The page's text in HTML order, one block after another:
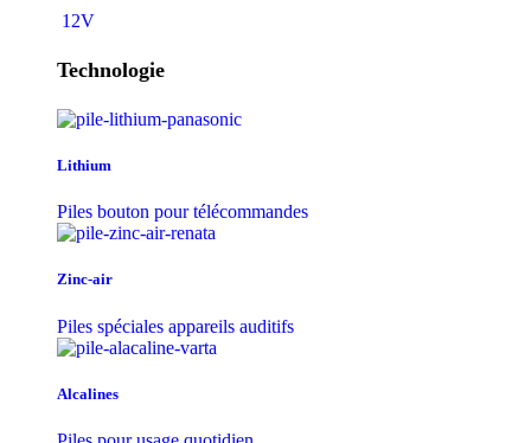
12V
Technologie
Lithium
Piles bouton pour télécommandes
Zinc-air
Piles spéciales appareils auditifs
Alcalines